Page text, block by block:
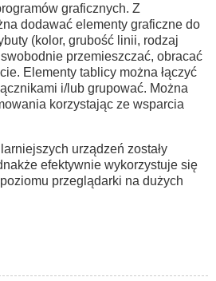
graficznych. Z
dodawać elementy graficzne do
(kolor, grubość linii, rodzaj
przemieszczać, obracać
Elementy tablicy można łączyć
i/lub grupować. Można
korzystając ze wsparcia
urządzeń zostały
efektywnie wykorzystuje się
przeglądarki na dużych